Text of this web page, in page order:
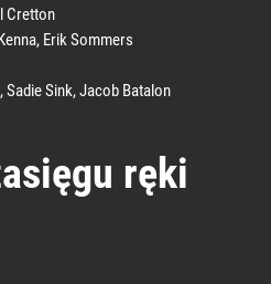
Cretton
Erik Sommers
Sadie Sink, Jacob Batalon
ręki